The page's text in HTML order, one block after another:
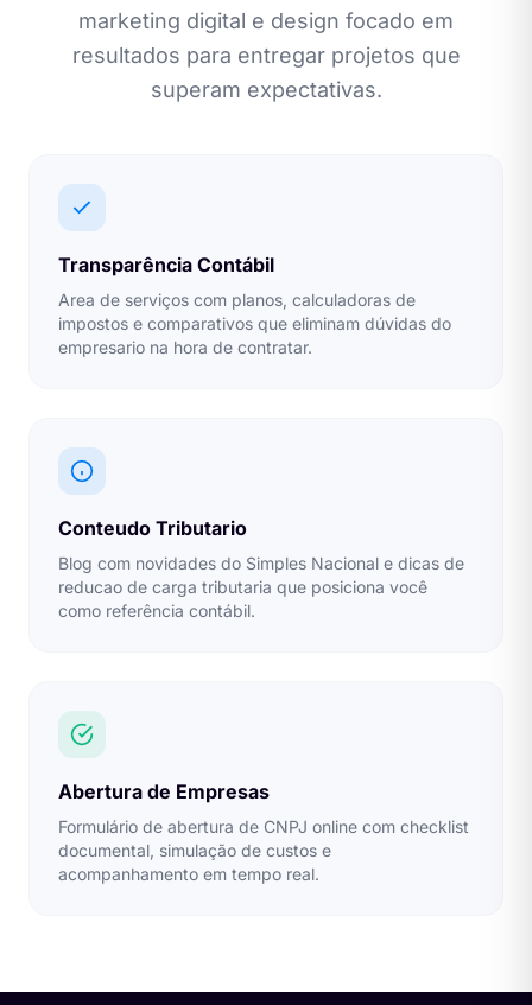
marketing digital e design focado em
resultados para entregar projetos que
superam expectativas.
Transparência Contábil
Area de serviços com planos, calculadoras de
impostos e comparativos que eliminam dúvidas do
empresario na hora de contratar.
Conteudo Tributario
Blog com novidades do Simples Nacional e dicas de
reducao de carga tributaria que posiciona você
como referência contábil.
Abertura de Empresas
Formulário de abertura de CNPJ online com checklist
documental, simulação de custos e
acompanhamento em tempo real.